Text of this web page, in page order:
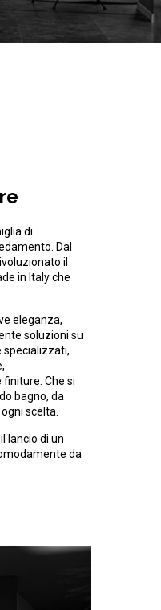
di
Dal
il
in Italy che
eleganza,
soluzioni su
specializzati,
Che si
bagno, da
scelta.
lancio di un
da